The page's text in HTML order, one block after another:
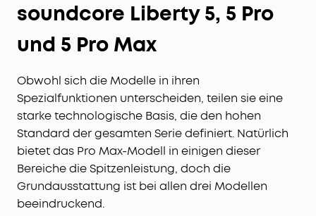
soundcore Liberty 5, 5 Pro
und 5 Pro Max
Obwohl sich die Modelle in ihren
Spezialfunktionen unterscheiden, teilen sie eine
starke technologische Basis, die den hohen
Standard der gesamten Serie definiert. Natürlich
bietet das Pro Max-Modell in einigen dieser
Bereiche die Spitzenleistung, doch die
Grundausstattung ist bei allen drei Modellen
beeindruckend.